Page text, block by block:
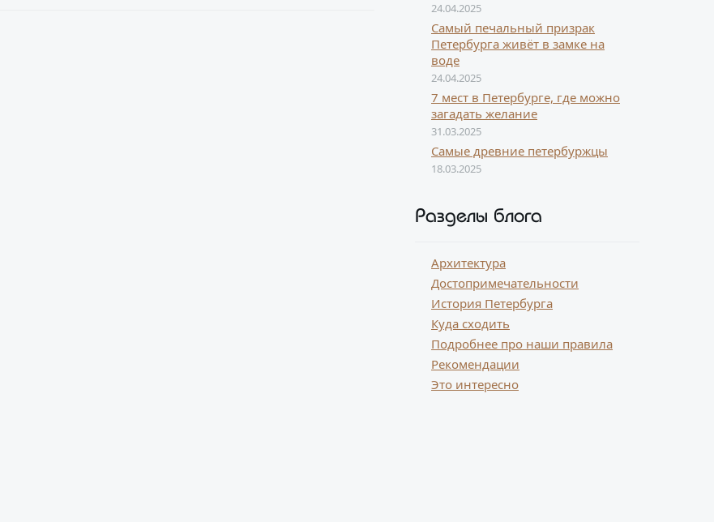
24.04.2025
Самый печальный призрак
Петербурга живёт в замке на
воде
24.04.2025
7 мест в Петербурге, где можно
загадать желание
31.03.2025
Самые древние петербуржцы
18.03.2025
Разделы блога
Архитектура
Достопримечательности
История Петербурга
Куда сходить
Подробнее про наши правила
Рекомендации
Это интересно